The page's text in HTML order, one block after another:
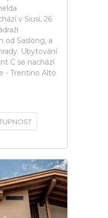
v Siusi, 26
od Saslong, a
Ubytování
C se nachází
- Trentino Alto